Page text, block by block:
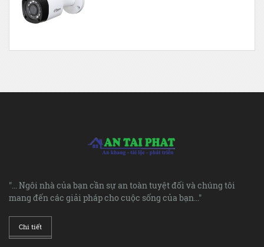
"... Ngôi nhà của bạn cần sự an toàn tuyệt đối và chúng tôi
mang đến các giải pháp cho cuộc sống của bạn..."
Chi tiết